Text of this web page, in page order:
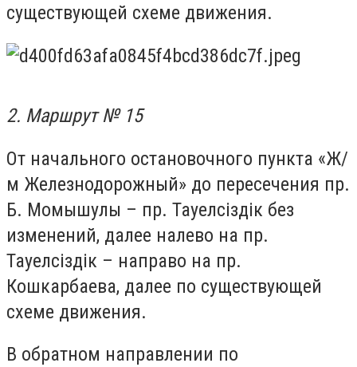
существующей схеме движения.
2. Маршрут № 15
От начального остановочного пункта «Ж/
м Железнодорожный» до пересечения пр.
Б. Момышулы – пр. Тауелсіздік без
изменений, далее налево на пр.
Тауелсіздік – направо на пр.
Кошкарбаева, далее по существующей
схеме движения.
В обратном направлении по